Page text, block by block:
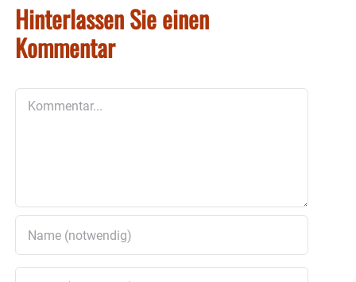
Hinterlassen Sie einen
Kommentar